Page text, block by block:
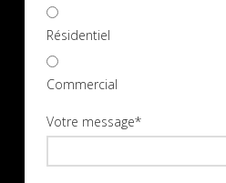
Résidentiel
Commercial
Votre message*